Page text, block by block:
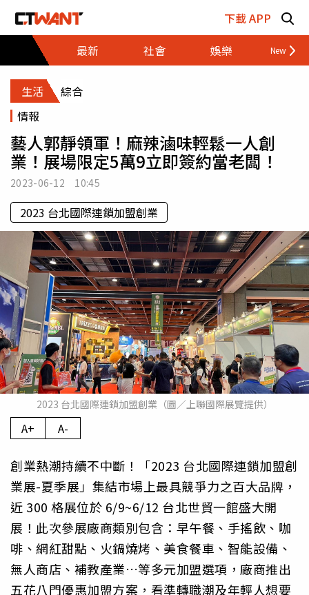
下載 APP
最新
社會 娛樂 財經
生活
綜合
情報
藝人郭靜領軍！麻辣滷味輕鬆一人創
業！展場限定5萬9立即簽約當老闆！
2023-06-12 10:45
2023 台北國際連鎖加盟創業
2023 台北國際連鎖加盟創業（圖／上聯國際展覽提供）
A+ A-
創業熱潮持續不中斷！「2023 台北國際連鎖加盟創
業展-夏季展」集結市場上最具競爭力之百大品牌，
近 300 格展位於 6/9~6/12 台北世貿一館盛大開
展！此次參展廠商類別包含：早午餐、手搖飲、咖
啡、網紅甜點、火鍋燒烤、美食餐車、智能設備、
無人商店、補教產業…等多元加盟選項，廠商推出
五花八門優惠加盟方案，看準轉職潮及年輕人想要